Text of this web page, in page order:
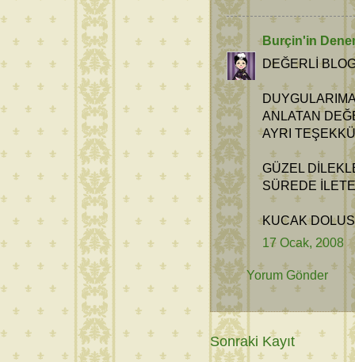
Burçin'in
DEĞERLİ
ANLATAN
AYRI
GÜZEL
SÜREDE
KUCAK
17 Ocak, 2008
Yorum Gönder
Sonraki Kayıt